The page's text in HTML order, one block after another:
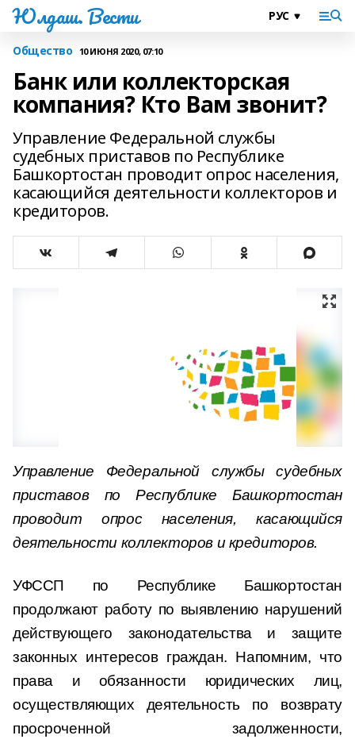
Юлдаш. Вести
Общество 10 ИЮНЯ 2020, 07:10
Банк или коллекторская
компания? Кто Вам звонит?
Управление Федеральной службы
судебных приставов по Республике
Башкортостан проводит опрос населения,
касающийся деятельности коллекторов и
кредиторов.
Управление Федеральной службы судебных
приставов по Республике Башкортостан
проводит опрос населения, касающийся
деятельности коллекторов и кредиторов.
УФССП по Республике Башкортостан
продолжают работу по выявлению нарушений
действующего законодательства и защите
законных интересов граждан. Напомним, что
права и обязанности юридических лиц,
осуществляющих деятельность по возврату
просроченной задолженности,